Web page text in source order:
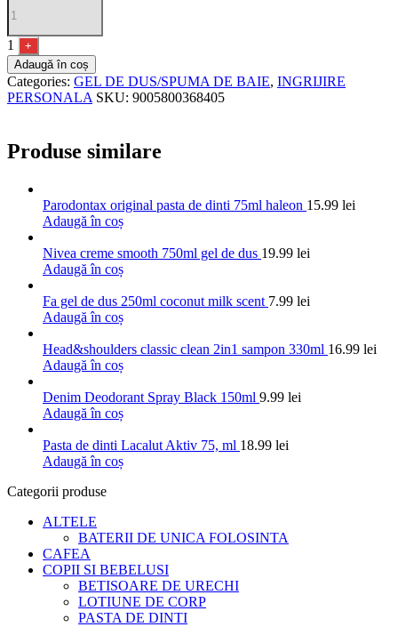
1
+
Adaugă în coș
Categories: GEL DE DUS/SPUMA DE BAIE, INGRIJIRE
PERSONALA SKU: 9005800368405
Produse similare
Parodontax original pasta de dinti 75ml haleon 15.99 lei
Adaugă în coș
Nivea creme smooth 750ml gel de dus 19.99 lei
Adaugă în coș
Fa gel de dus 250ml coconut milk scent 7.99 lei
Adaugă în coș
Head&shoulders classic clean 2in1 sampon 330ml 16.99 lei
Adaugă în coș
Denim Deodorant Spray Black 150ml 9.99 lei
Adaugă în coș
Pasta de dinti Lacalut Aktiv 75, ml 18.99 lei
Adaugă în coș
Categorii produse
ALTELE
BATERII DE UNICA FOLOSINTA
CAFEA
COPII SI BEBELUSI
BETISOARE DE URECHI
LOTIUNE DE CORP
PASTA DE DINTI